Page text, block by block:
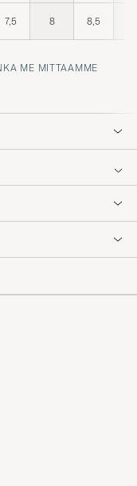
7,5 8 8,5
ME MITTAAMME
kvalitet